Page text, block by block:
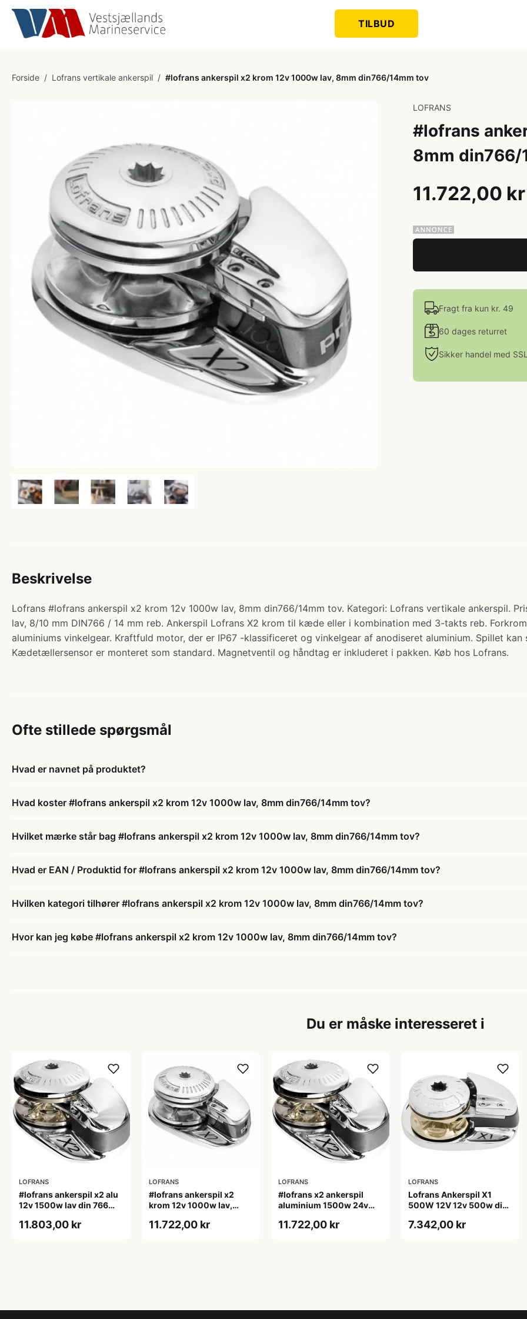
TILBUD
Forside / Lofrans vertikale ankerspil / #lofrans ankerspil x2 krom 12v 1000w lav, 8mm din766/14mm tov
LOFRANS
#lofrans
8mm din766/
11.722,00 kr
Fragt fra kun kr. 49
60 dages returret
Sikker handel med
Beskrivelse
Lofrans #lofrans ankerspil x2 krom 12v 1000w lav, 8mm din766/14mm tov. Kategori: Lofrans vertikale ankerspil.
lav, 8/10 mm DIN766 / 14 mm reb. Ankerspil Lofrans X2 krom til kæde eller i kombination med 3-takts reb.
aluminiums vinkelgear. Kraftfuld motor, der er IP67 -klassificeret og vinkelgear af anodiseret aluminium. Spillet
Kædetællersensor er monteret som standard. Magnetventil og håndtag er inkluderet i pakken. Køb hos Lofrans.
Ofte stillede spørgsmål
Hvad er navnet på produktet?
Hvad koster #lofrans ankerspil x2 krom 12v 1000w lav, 8mm din766/14mm tov?
Hvilket mærke står bag #lofrans ankerspil x2 krom 12v 1000w lav, 8mm din766/14mm tov?
Hvad er EAN / Produktid for #lofrans ankerspil x2 krom 12v 1000w lav, 8mm din766/14mm tov?
Hvilken kategori tilhører #lofrans ankerspil x2 krom 12v 1000w lav, 8mm din766/14mm tov?
Hvor kan jeg købe #lofrans ankerspil x2 krom 12v 1000w lav, 8mm din766/14mm tov?
Du er måske interesseret i
LOFRANS
#lofrans ankerspil x2 alu
12v 1500w lav din 766
11.803,00 kr
LOFRANS
#lofrans ankerspil x2
krom 12v 1000w lav,
11.722,00 kr
LOFRANS
#lofrans x2 ankerspil
aluminium 1500w 24v
11.722,00 kr
LOFRANS
Lofrans Ankerspil X1
500W 12V 12v 500w din
10/12mm
7.342,00 kr